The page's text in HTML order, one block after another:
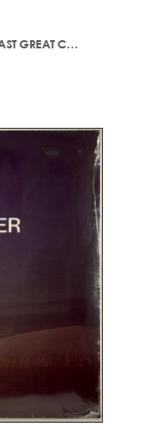
– MY FAVOURITE SONGS - THE LAST GREAT CONCERT